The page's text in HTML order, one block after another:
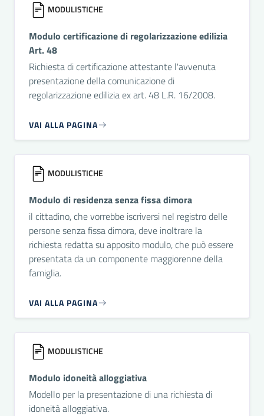
MODULISTICHE
Modulo certificazione di regolarizzazione edilizia
Art. 48
Richiesta di certificazione attestante l'avvenuta
presentazione della comunicazione di
regolarizzazione edilizia ex art. 48 L.R. 16/2008.
VAI ALLA PAGINA
MODULISTICHE
Modulo di residenza senza fissa dimora
il cittadino, che vorrebbe iscriversi nel registro delle
persone senza fissa dimora, deve inoltrare la
richiesta redatta su apposito modulo, che può essere
presentata da un componente maggiorenne della
famiglia.
VAI ALLA PAGINA
MODULISTICHE
Modulo idoneità alloggiativa
Modello per la presentazione di una richiesta di
idoneità alloggiativa.